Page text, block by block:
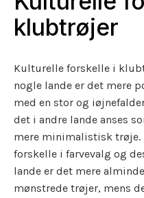
klubtrøjer
Kulturelle forskelle i
nogle lande er det mere
med en stor og
det i andre lande anses
mere minimalistisk trøje.
forskelle i farvevalg og
lande er det mere
mønstrede trøjer, mens